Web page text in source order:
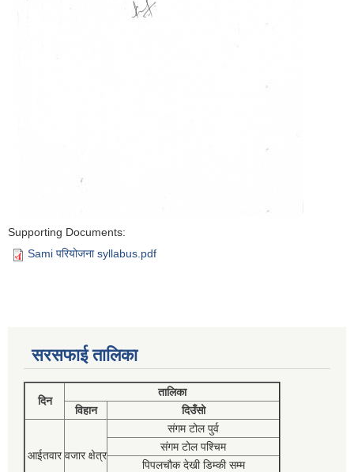
Supporting Documents:
Sami परियोजना syllabus.pdf
सरसफाई तालिका
दिन
तालिका
विहान
दिउँसो
आईतवार वजार क्षेत्र
संगम टोल पुर्व
संगम टोल पश्चिम
पिपलचौक देखी डिम्की सम्म